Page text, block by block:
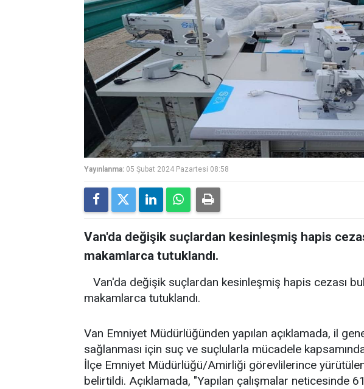
Yayınlanma: 05 Şubat 2024 Pazartesi 08:58
Van'da değişik suçlardan kesinleşmiş hapis
makamlarca tutuklandı.
Van'da değişik suçlardan kesinleşmiş hapis cezası
makamlarca tutuklandı.
Van Emniyet Müdürlüğünden yapılan açıklamada, il
sağlanması için suç ve suçlularla mücadele
İlçe Emniyet Müdürlüğü/Amirliği görevlilerince
belirtildi. Açıklamada, "Yapılan çalışmalar neticesinde